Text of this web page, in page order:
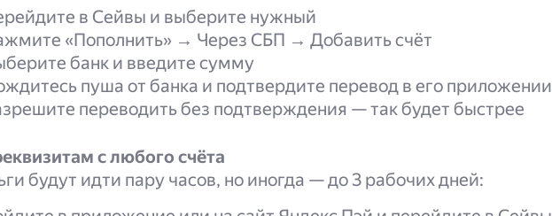
в Сейвы и выберите нужный
«Пополнить» → Через СБП → Добавить счёт
банк и введите сумму
пуша от банка и подтвердите перевод в его приложении
переводить без подтверждения — так будет быстрее
с любого счёта
будут идти пару часов, но иногда — до 3 рабочих дней: